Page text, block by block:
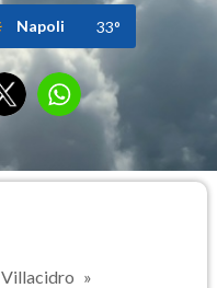
Napoli 33°
Villacidro